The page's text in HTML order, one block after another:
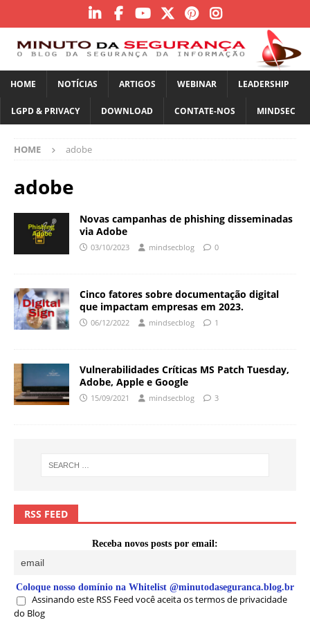
HOME NOTÍCIAS ARTIGOS WEBINAR LEADERSHIP
LGPD & PRIVACY DOWNLOAD CONTATE-NOS MINDSEC
HOME adobe
adobe
Novas campanhas de phishing disseminadas
via Adobe
03/10/2023 mindsecblog 0
Cinco fatores sobre documentação digital
que impactam empresas em 2023.
06/12/2022 mindsecblog 1
Vulnerabilidades Críticas MS Patch Tuesday,
Adobe, Apple e Google
15/09/2021 mindsecblog 3
RSS FEED
Receba novos posts por email:
Coloque nosso domínio na Whitelist @minutodaseguranca.blog.br
Assinando este RSS Feed você aceita os termos de privacidade
do Blog